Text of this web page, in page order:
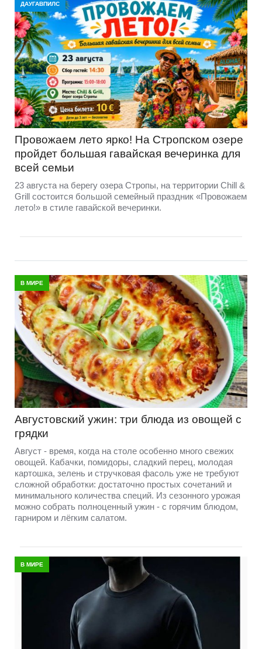
ДАУГАВПИЛС
Провожаем лето ярко! На Стропском озере
пройдет большая гавайская вечеринка для
всей семьи
23 августа на берегу озера Стропы, на территории Chill &
Grill состоится большой семейный праздник «Провожаем
лето!» в стиле гавайской вечеринки.
В МИРЕ
Августовский ужин: три блюда из овощей с
грядки
Август - время, когда на столе особенно много свежих
овощей. Кабачки, помидоры, сладкий перец, молодая
картошка, зелень и стручковая фасоль уже не требуют
сложной обработки: достаточно простых сочетаний и
минимального количества специй. Из сезонного урожая
можно собрать полноценный ужин - с горячим блюдом,
гарниром и лёгким салатом.
В МИРЕ